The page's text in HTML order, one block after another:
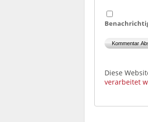
Diese
verarbeitet